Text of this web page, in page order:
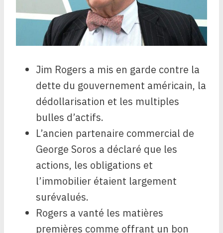
Jim Rogers a mis en garde contre la
dette du gouvernement américain, la
dédollarisation et les multiples
bulles d’actifs.
L’ancien partenaire commercial de
George Soros a déclaré que les
actions, les obligations et
l’immobilier étaient largement
surévalués.
Rogers a vanté les matières
premières comme offrant un bon